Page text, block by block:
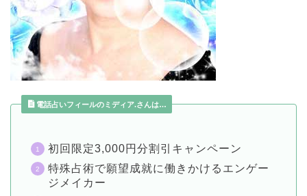
電話占いフィールのミディア.さんは…
初回限定3,000円分割引キャンペーン
特殊占術で願望成就に働きかけるエンゲー
ジメイカー